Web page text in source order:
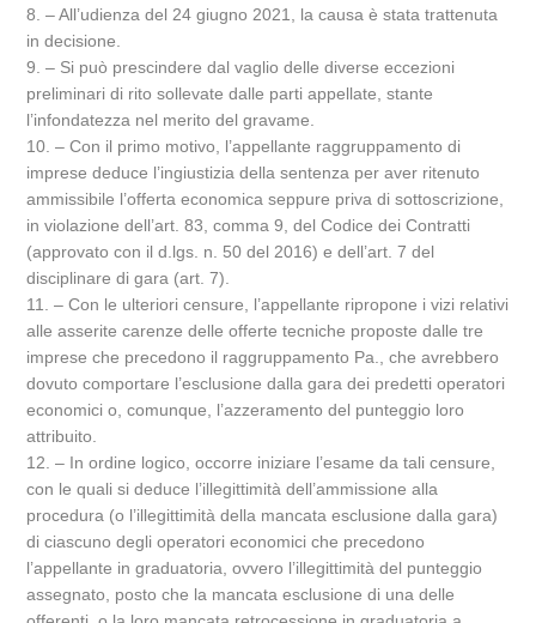
8. – All’udienza del 24 giugno 2021, la causa è stata trattenuta
in decisione.
9. – Si può prescindere dal vaglio delle diverse eccezioni
preliminari di rito sollevate dalle parti appellate, stante
l’infondatezza nel merito del gravame.
10. – Con il primo motivo, l’appellante raggruppamento di
imprese deduce l’ingiustizia della sentenza per aver ritenuto
ammissibile l’offerta economica seppure priva di sottoscrizione,
in violazione dell’art. 83, comma 9, del Codice dei Contratti
(approvato con il d.lgs. n. 50 del 2016) e dell’art. 7 del
disciplinare di gara (art. 7).
11. – Con le ulteriori censure, l’appellante ripropone i vizi relativi
alle asserite carenze delle offerte tecniche proposte dalle tre
imprese che precedono il raggruppamento Pa., che avrebbero
dovuto comportare l’esclusione dalla gara dei predetti operatori
economici o, comunque, l’azzeramento del punteggio loro
attribuito.
12. – In ordine logico, occorre iniziare l’esame da tali censure,
con le quali si deduce l’illegittimità dell’ammissione alla
procedura (o l’illegittimità della mancata esclusione dalla gara)
di ciascuno degli operatori economici che precedono
l’appellante in graduatoria, ovvero l’illegittimità del punteggio
assegnato, posto che la mancata esclusione di una delle